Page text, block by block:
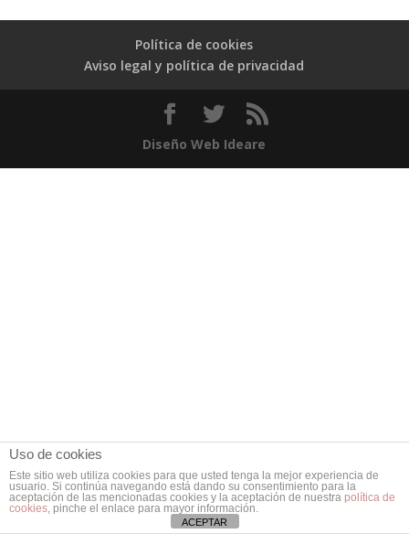
Política de cookies
Aviso legal y política de privacidad
Diseño Web Ideare
Uso de cookies
Este sitio web utiliza cookies para que usted tenga la mejor experiencia de
usuario. Si continúa navegando está dando su consentimiento para la
aceptación de las mencionadas cookies y la aceptación de nuestra política de
cookies, pinche el enlace para mayor información.
ACEPTAR